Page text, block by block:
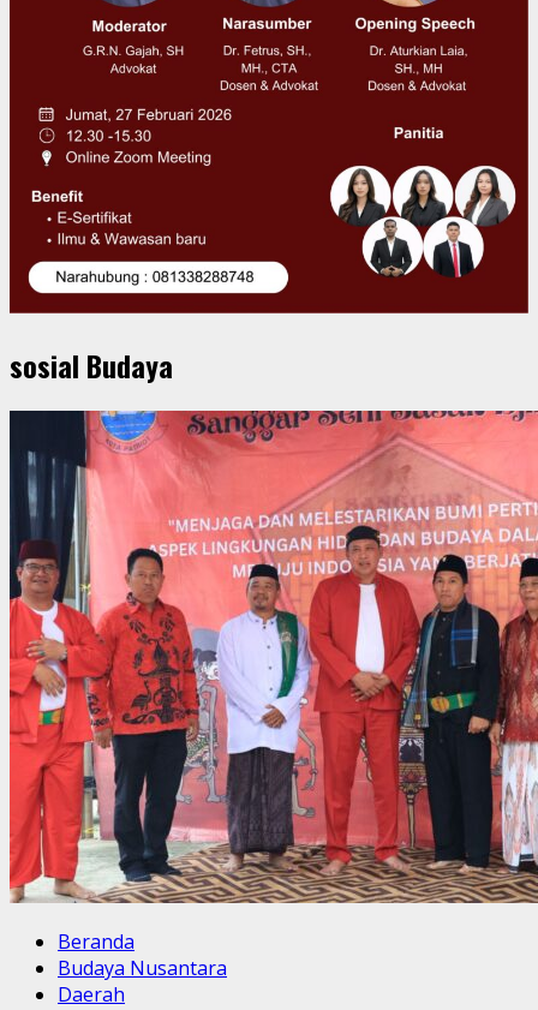
sosial Budaya
Beranda
Budaya Nusantara
Daerah